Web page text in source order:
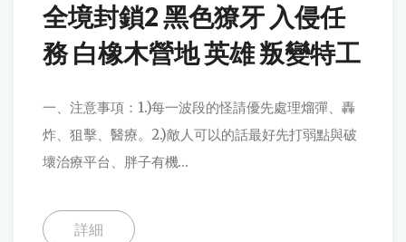
全境封鎖2 黑色獠牙 入侵任
務 白橡木營地 英雄 叛變特工
一、注意事項：1.)每一波段的怪請優先處理熘彈、轟
炸、狙擊、醫療。2.)敵人可以的話最好先打弱點與破
壞治療平台、胖子有機...
詳細